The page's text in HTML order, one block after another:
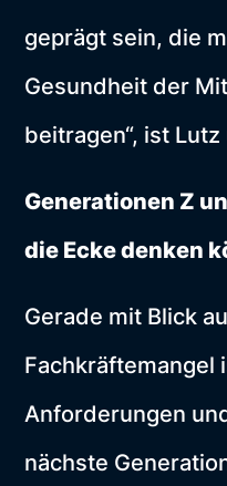
geprägt sein, die
Gesundheit der
beitragen“, ist
Generationen Z
die Ecke denken
Gerade mit Blick
Fachkräftemangel
Anforderungen
nächste